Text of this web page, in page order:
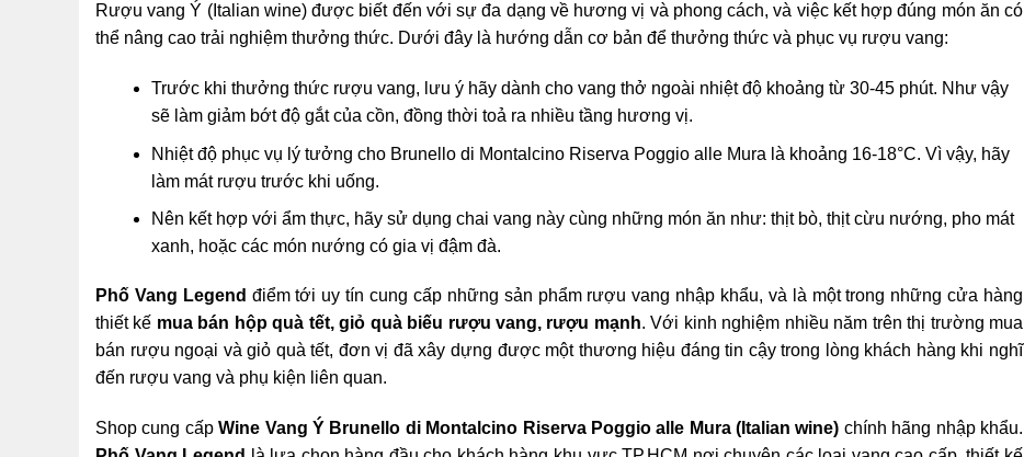
Rượu vang Ý (Italian wine) được biết đến với sự đa dạng về hương vị và phong cách, và việc kết hợp đúng món ăn có
thể nâng cao trải nghiệm thưởng thức. Dưới đây là hướng dẫn cơ bản để thưởng thức và phục vụ rượu vang:
Trước khi thưởng thức rượu vang, lưu ý hãy dành cho vang thở ngoài nhiệt độ khoảng từ 30-45 phút. Như vậy
sẽ làm giảm bớt độ gắt của cồn, đồng thời toả ra nhiều tầng hương vị.
Nhiệt độ phục vụ lý tưởng cho Brunello di Montalcino Riserva Poggio alle Mura là khoảng 16-18°C. Vì vậy, hãy
làm mát rượu trước khi uống.
Nên kết hợp với ẩm thực, hãy sử dụng chai vang này cùng những món ăn như: thịt bò, thịt cừu nướng, pho mát
xanh, hoặc các món nướng có gia vị đậm đà.
Phố Vang Legend điểm tới uy tín cung cấp những sản phẩm rượu vang nhập khẩu, và là một trong những cửa hàng
thiết kế mua bán hộp quà tết, giỏ quà biếu rượu vang, rượu mạnh. Với kinh nghiệm nhiều năm trên thị trường mua
bán rượu ngoại và giỏ quà tết, đơn vị đã xây dựng được một thương hiệu đáng tin cậy trong lòng khách hàng khi nghĩ
đến rượu vang và phụ kiện liên quan.
Shop cung cấpWine Vang Ý Brunello di Montalcino Riserva Poggio alle Mura (Italian wine) chính hãng nhập khẩu.